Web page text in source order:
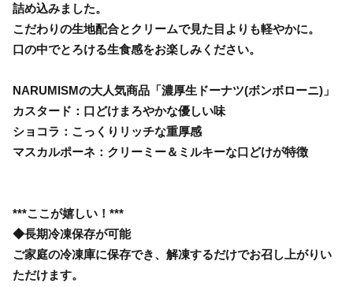
詰め込みました。
こだわりの生地配合とクリームで見た目よりも軽やかに。
口の中でとろける生食感をお楽しみください。
NARUMISMの大人気商品「濃厚生ドーナツ(ボンボローニ)」
カスタード：口どけまろやかな優しい味
ショコラ：こっくりリッチな重厚感
マスカルポーネ：クリーミー＆ミルキーな口どけが特徴
***ここが嬉しい！***
◆長期冷凍保存が可能
ご家庭の冷凍庫に保存でき、解凍するだけでお召し上がりい
ただけます。